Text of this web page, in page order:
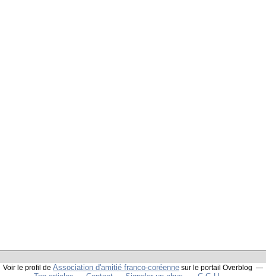
Voir le profil de Association d'amitié franco-coréenne sur le portail Overblog